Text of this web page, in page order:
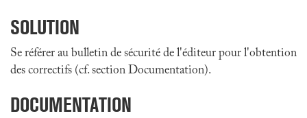
SOLUTION
Se référer au bulletin de sécurité de l'éditeur pour l'obtention
des correctifs (cf. section Documentation).
DOCUMENTATION